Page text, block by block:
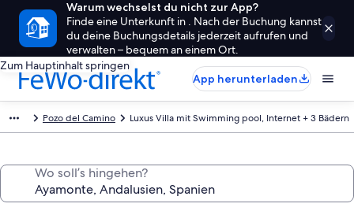
Warum wechselst du nicht zur App?
Finde eine Unterkunft in . Nach der Buchung kannst
du deine Buchungsdetails jederzeit aufrufen und
verwalten – bequem an einem Ort.
Zum Hauptinhalt springen
App herunterladen
Pozo del Camino Luxus Villa mit Swimming pool, Internet + 3 Bädern
Wo soll’s hingehen?